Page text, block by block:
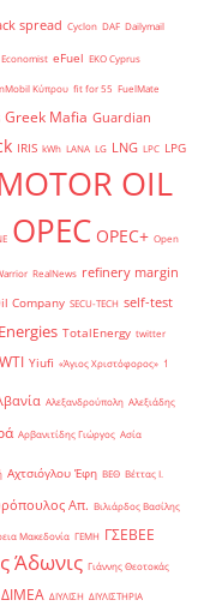
spread Cyclon DAF Dailymail
Economist eFuel EKO Cyprus
Κύπρου fit for 55 FuelMate
Greek Mafia Guardian
IRIS kWh LANA LG LNG LPC LPG
OIL
OPEC OPEC+ Open
RealNews refinery margin
Company SECU-TECH self-test
TotalEnergy twitter
WTI Yiufi «Άγιος Χριστόφορος» ΄1
Αλεξανδρούπολη Αλεξιάδης
Αρβανιτίδης Γιώργος Ασία
Αχτσιόγλου Έφη ΒΕΘ Βέττας Ι.
Απ. Βιλιάρδος Βασίλης
Μακεδονία ΓΕΜΗ ΓΣΕΒΕΕ
Άδωνις Γιάννης Θεοτοκάς
ΔΙΜΕΑ ΔΙΥΛΙΣΗ ΔΙΥΛΙΣΤΗΡΙΑ